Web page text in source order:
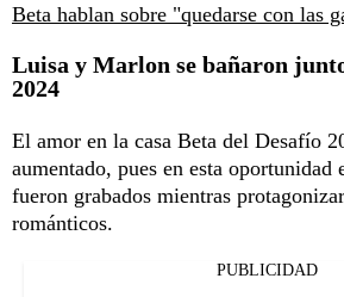
Beta hablan sobre "quedarse con las
Luisa y Marlon se bañaron
2024
El amor en la casa Beta del Desafío
aumentado, pues en esta oportunidad
fueron grabados mientras
románticos.
PUBLICIDAD